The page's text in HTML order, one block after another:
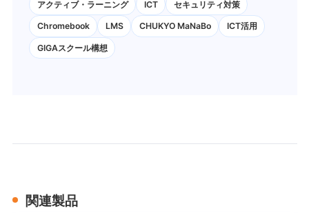
アクティブ・ラーニング ICT セキュリティ対策
Chromebook LMS CHUKYO MaNaBo ICT活用
GIGAスクール構想
関連製品